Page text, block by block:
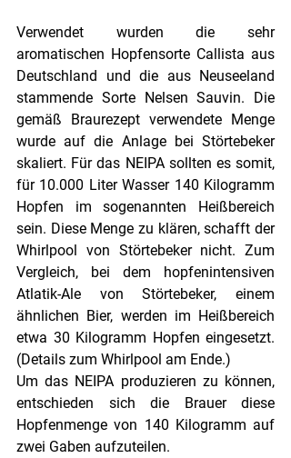
Verwendet wurden die sehr
aromatischen Hopfensorte Callista aus
Deutschland und die aus Neuseeland
stammende Sorte Nelsen Sauvin. Die
gemäß Braurezept verwendete Menge
wurde auf die Anlage bei Störtebeker
skaliert. Für das NEIPA sollten es somit,
für 10.000 Liter Wasser 140 Kilogramm
Hopfen im sogenannten Heißbereich
sein. Diese Menge zu klären, schafft der
Whirlpool von Störtebeker nicht. Zum
Vergleich, bei dem hopfenintensiven
Atlatik-Ale von Störtebeker, einem
ähnlichen Bier, werden im Heißbereich
etwa 30 Kilogramm Hopfen eingesetzt.
(Details zum Whirlpool am Ende.)
Um das NEIPA produzieren zu können,
entschieden sich die Brauer diese
Hopfenmenge von 140 Kilogramm auf
zwei Gaben aufzuteilen.